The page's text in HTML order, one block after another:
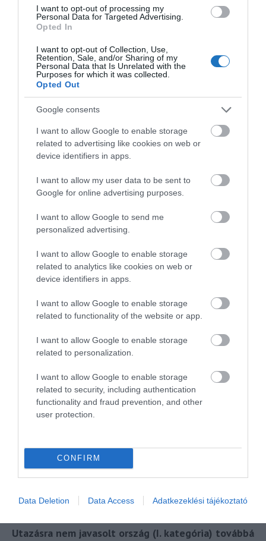
I want to opt-out of processing my
Personal Data for Targeted Advertising.
Opted In
I want to opt-out of Collection, Use,
Retention, Sale, and/or Sharing of my
Personal Data that Is Unrelated with the
Purposes for which it was collected.
Opted Out
Google consents
I want to allow Google to enable storage
related to advertising like cookies on web or
device identifiers in apps.
I want to allow my user data to be sent to
Google for online advertising purposes.
I want to allow Google to send me
personalized advertising.
I want to allow Google to enable storage
related to analytics like cookies on web or
device identifiers in apps.
I want to allow Google to enable storage
related to functionality of the website or app.
I want to allow Google to enable storage
related to personalization.
I want to allow Google to enable storage
related to security, including authentication
functionality and fraud prevention, and other
user protection.
CONFIRM
Data Deletion Data Access Adatkezeklési tájékoztató
Lettország
Liechtenstein
Litvánia
Luxemburg
Málta
Monaco
Németország
Olaszország
Oroszországi Föderáció
Portugália
Románia
San Marino
Spanyolország
Svájc
Svéd Királyság
Szlovákia
Szlovénia
Abban az esetben, ha a beutazásod célja NEM a
fentebb említett célok valamelyike, akkor továbbra
kategória.
Utazásra nem javasolt ország (I. kategória) továbbá